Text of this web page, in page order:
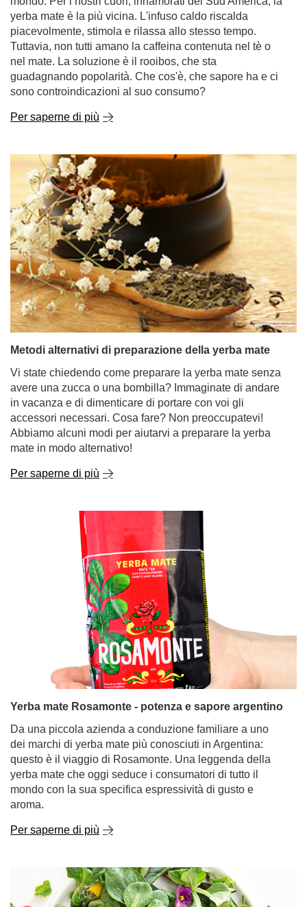
yerba mate è la più vicina. L'infuso caldo riscalda
piacevolmente, stimola e rilassa allo stesso tempo.
Tuttavia, non tutti amano la caffeina contenuta nel tè o
nel mate. La soluzione è il rooibos, che sta
guadagnando popolarità. Che cos'è, che sapore ha e ci
sono controindicazioni al suo consumo?
Per saperne di più
Metodi alternativi di preparazione della yerba mate
Vi state chiedendo come preparare la yerba mate senza
avere una zucca o una bombilla? Immaginate di andare
in vacanza e di dimenticare di portare con voi gli
accessori necessari. Cosa fare? Non preoccupatevi!
Abbiamo alcuni modi per aiutarvi a preparare la yerba
mate in modo alternativo!
Per saperne di più
Yerba mate Rosamonte - potenza e sapore argentino
Da una piccola azienda a conduzione familiare a uno
dei marchi di yerba mate più conosciuti in Argentina:
questo è il viaggio di Rosamonte. Una leggenda della
yerba mate che oggi seduce i consumatori di tutto il
mondo con la sua specifica espressività di gusto e
aroma.
Per saperne di più